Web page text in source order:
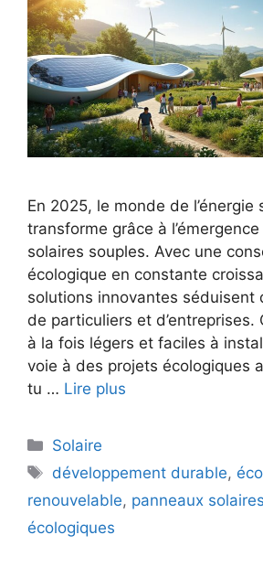
En 2025, le monde de l’énergie
transforme grâce à
solaires souples. Avec une
écologique en constante
solutions innovantes séduisent
de particuliers et d’entreprises.
à la fois légers et faciles à
voie à des projets écologiques
tu … Lire plus
Catégories
Solaire
Étiquettes
développement durable,
renouvelable, panneaux solaires
écologiques